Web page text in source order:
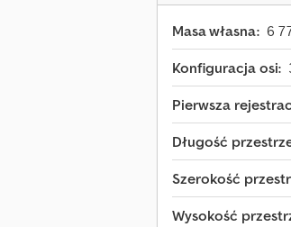
Masa własna: 6
Konfiguracja osi:
Pierwsza
Długość
Szerokość
Wysokość